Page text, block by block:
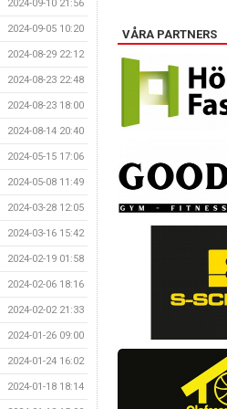
2024-09-10 21:56
2024-09-05 10:20
2024-08-29 22:12
2024-08-23 22:48
2024-08-23 18:00
2024-08-14 20:40
2024-05-15 17:06
2024-05-08 11:49
2024-03-28 12:05
2024-03-16 15:42
2024-02-19 01:58
2024-02-06 18:16
2024-02-02 21:33
2024-01-26 09:00
2024-01-24 16:02
2024-01-18 18:14
VÅRA PARTNERS